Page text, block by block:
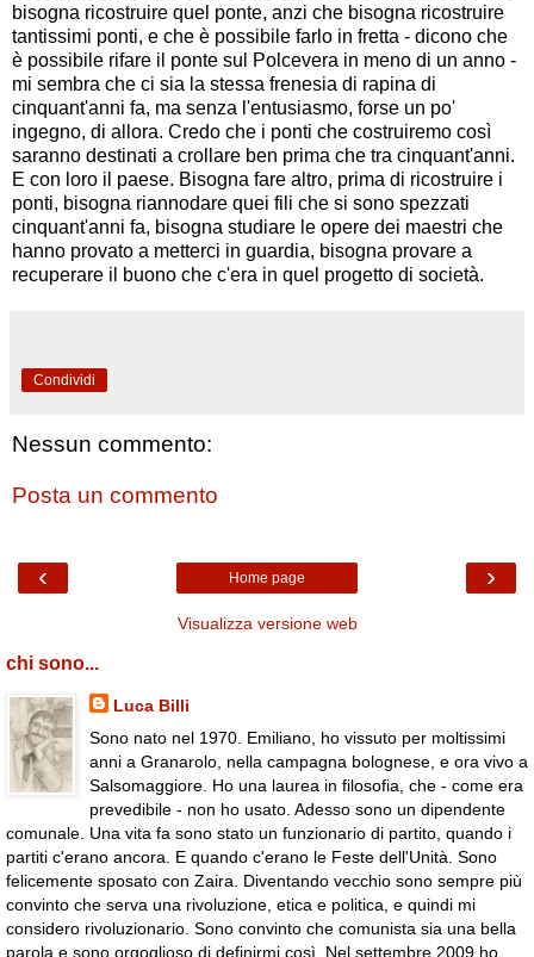
bisogna ricostruire quel ponte, anzi che bisogna ricostruire
tantissimi ponti, e che è possibile farlo in fretta - dicono che
è possibile rifare il ponte sul Polcevera in meno di un anno -
mi sembra che ci sia la stessa frenesia di rapina di
cinquant'anni fa, ma senza l'entusiasmo, forse un po'
ingegno, di allora. Credo che i ponti che costruiremo così
saranno destinati a crollare ben prima che tra cinquant'anni.
E con loro il paese. Bisogna fare altro, prima di ricostruire i
ponti, bisogna riannodare quei fili che si sono spezzati
cinquant'anni fa, bisogna studiare le opere dei maestri che
hanno provato a metterci in guardia, bisogna provare a
recuperare il buono che c'era in quel progetto di società.
Condividi
Nessun commento:
Posta un commento
‹ ›
Home page
Visualizza versione web
chi sono...
Luca Billi
Sono nato nel 1970. Emiliano, ho vissuto per moltissimi
anni a Granarolo, nella campagna bolognese, e ora vivo a
Salsomaggiore. Ho una laurea in filosofia, che - come era
prevedibile - non ho usato. Adesso sono un dipendente
comunale. Una vita fa sono stato un funzionario di partito, quando i
partiti c'erano ancora. E quando c'erano le Feste dell'Unità. Sono
felicemente sposato con Zaira. Diventando vecchio sono sempre più
convinto che serva una rivoluzione, etica e politica, e quindi mi
considero rivoluzionario. Sono convinto che comunista sia una bella
parola e sono orgoglioso di definirmi così. Nel settembre 2009 ho